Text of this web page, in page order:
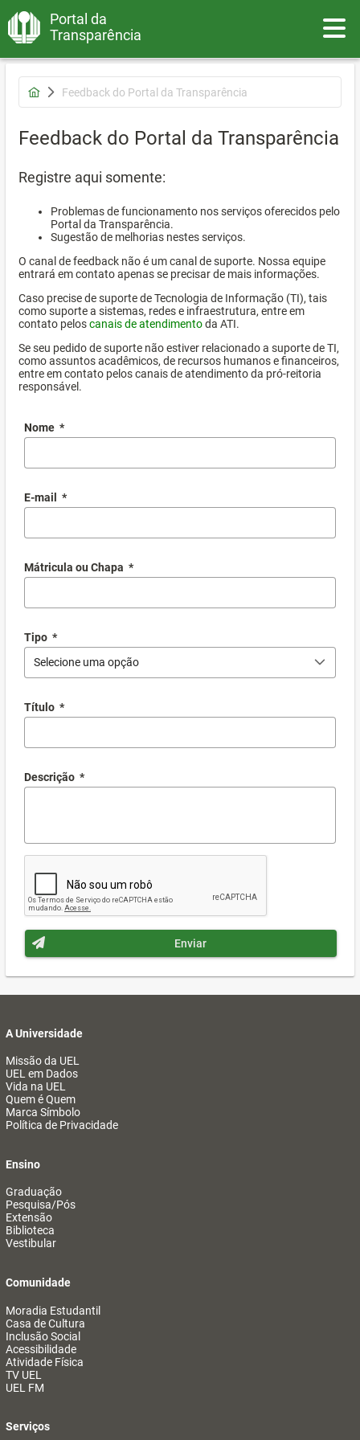
Portal da
Transparência
Feedback do Portal da Transparência
Feedback do Portal da Transparência
Registre aqui somente:
Problemas de funcionamento nos serviços oferecidos pelo
Portal da Transparência.
Sugestão de melhorias nestes serviços.
O canal de feedback não é um canal de suporte. Nossa equipe
entrará em contato apenas se precisar de mais informações.
Caso precise de suporte de Tecnologia de Informação (TI), tais
como suporte a sistemas, redes e infraestrutura, entre em
contato peloscanais de atendimentoda ATI.
Se seu pedido de suporte não estiver relacionado a suporte de TI,
como assuntos acadêmicos, de recursos humanos e financeiros,
entre em contato pelos canais de atendimento da pró-reitoria
responsável.
Nome *
E-mail *
Mátricula ou Chapa *
Tipo *
Selecione uma opção
Título *
Descrição *
Enviar
A Universidade
Missão da UEL
UEL em Dados
Vida na UEL
Quem é Quem
Marca Símbolo
Política de Privacidade
Ensino
Graduação
Pesquisa/Pós
Extensão
Biblioteca
Vestibular
Comunidade
Moradia Estudantil
Casa de Cultura
Inclusão Social
Acessibilidade
Atividade Física
TV UEL
UEL FM
Serviços